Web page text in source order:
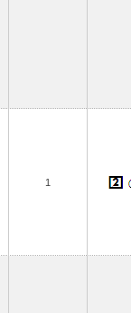
1